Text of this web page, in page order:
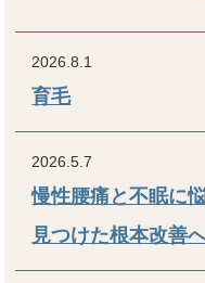
2026.8.1
育毛
2026.5.7
慢性腰痛と不眠に
見つけた根本改善